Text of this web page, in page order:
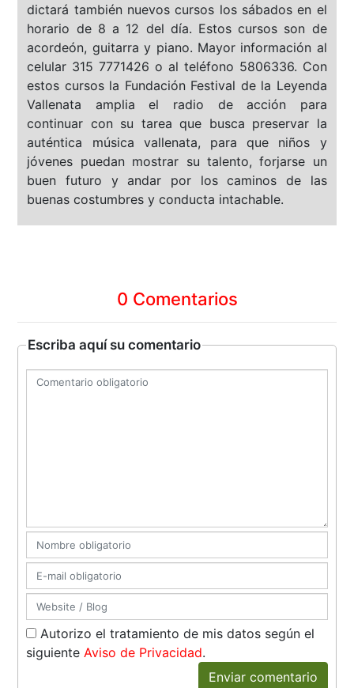
dictará también nuevos cursos los sábados en el
horario de 8 a 12 del día. Estos cursos son de
acordeón, guitarra y piano. Mayor información al
celular 315 7771426 o al teléfono 5806336. Con
estos cursos la Fundación Festival de la Leyenda
Vallenata amplia el radio de acción para
continuar con su tarea que busca preservar la
auténtica música vallenata, para que niños y
jóvenes puedan mostrar su talento, forjarse un
buen futuro y andar por los caminos de las
buenas costumbres y conducta intachable.
0 Comentarios
Escriba aquí su comentario
Autorizo el tratamiento de mis datos según el
siguienteAviso de Privacidad.
Enviar comentario